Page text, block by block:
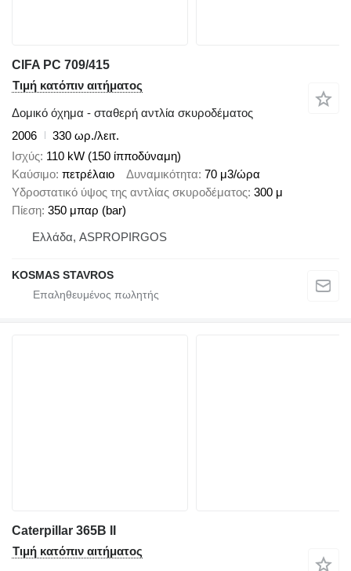
CIFA PC 709/415
Τιμή κατόπιν αιτήματος
Δομικό όχημα - σταθερή αντλία σκυροδέματος
2006
330 ωρ./λειτ.
Ισχύς 110 kW (150 ίπποδύναμη)
Καύσιμο πετρέλαιο Δυναμικότητα 70 μ3/ώρα
Υδροστατικό ύψος της αντλίας σκυροδέματος 300 μ
Πίεση 350 μπαρ (bar)
Ελλάδα, ASPROPIRGOS
KOSMAS STAVROS
Caterpillar 365B II
Τιμή κατόπιν αιτήματος